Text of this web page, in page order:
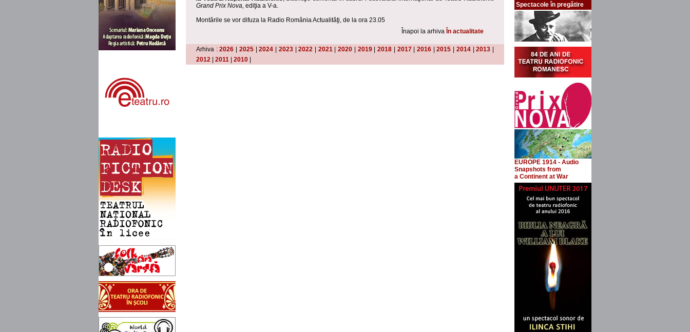
Grand Prix Nova, ediţia a V-a.
Montările se vor difuza la Radio România Actualităţi, de la ora 23.05
Înapoi la arhiva În actualitate
Arhiva :2026 2025|2024 2023|2022 2021|2020 2019|2018 2017| 2016|2015 2014|2013
2012
2011 2010
Spectacole în pregătire
EUROPE 1914 - Audio
Snapshots from
a Continent at War